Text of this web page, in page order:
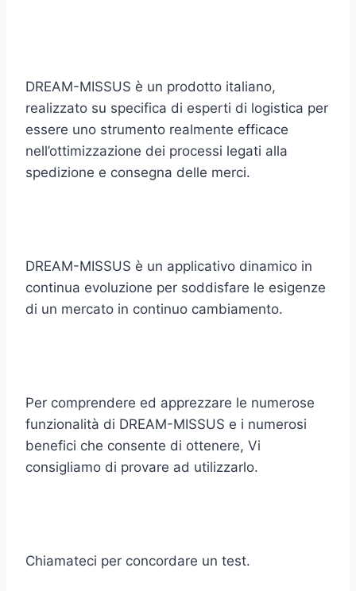
DREAM-MISSUS è un prodotto italiano,
realizzato su specifica di esperti di logistica per
essere uno strumento realmente efficace
nell’ottimizzazione dei processi legati alla
spedizione e consegna delle merci.
DREAM-MISSUS è un applicativo dinamico in
continua evoluzione per soddisfare le esigenze
di un mercato in continuo cambiamento.
Per comprendere ed apprezzare le numerose
funzionalità di DREAM-MISSUS e i numerosi
benefici che consente di ottenere, Vi
consigliamo di provare ad utilizzarlo.
Chiamateci per concordare un test.